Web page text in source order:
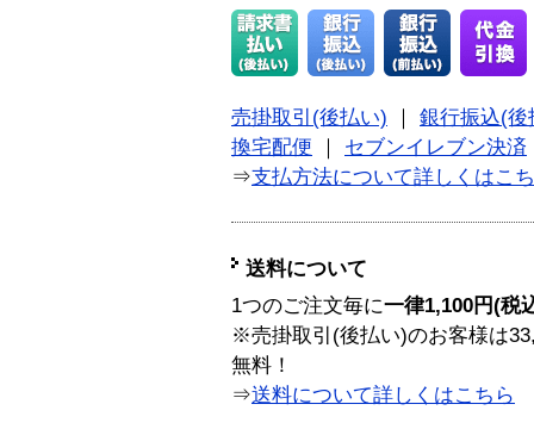
売掛取引(後払い)
銀行振込(後
換宅配便
セブンイレブン決済
⇒支払方法について詳しくはこ
送料について
1つのご注文毎に一律1,100円(税
※売掛取引(後払い)のお客様は
無料！
⇒送料について詳しくはこちら